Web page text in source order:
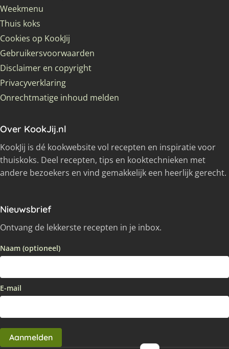
Weekmenu
Thuis koks
Cookies op KookJij
Gebruikersvoorwaarden
Disclaimer en copyright
Privacyverklaring
Onrechtmatige inhoud melden
Over KookJij.nl
KookJij is dé kookwebsite vol recepten en inspiratie voor
thuiskoks. Deel recepten, tips en kooktechnieken met
andere bezoekers en vind gemakkelijk een heerlijk gerecht.
Nieuwsbrief
Ontvang de lekkerste recepten in je inbox.
Naam (optioneel)
E-mail
Aanmelden